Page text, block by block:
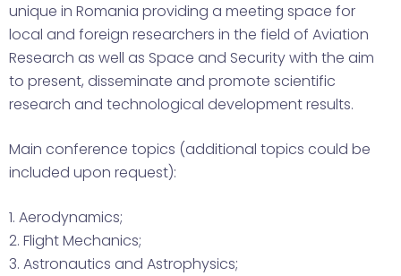
unique in Romania providing a meeting space for
local and foreign researchers in the field of Aviation
Research as well as Space and Security with the aim
to present, disseminate and promote scientific
research and technological development results.
Main conference topics (additional topics could be
included upon request):
1. Aerodynamics;
2. Flight Mechanics;
3. Astronautics and Astrophysics;